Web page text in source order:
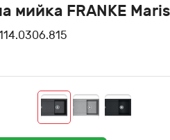
мийка FRANKE Maris